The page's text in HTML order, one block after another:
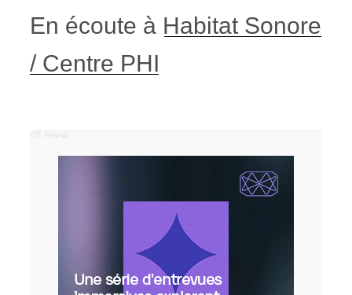
En écoute à Habitat Sonore
/ Centre PHI
PUBLICITÉ PANAM